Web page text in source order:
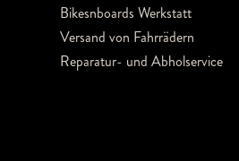
Bikesnboards Werkstatt
Versand von Fahrrädern
Reparatur- und Abholservice